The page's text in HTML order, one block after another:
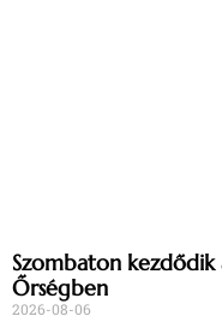
Szombaton kezdődik
Őrségben
2026-08-06